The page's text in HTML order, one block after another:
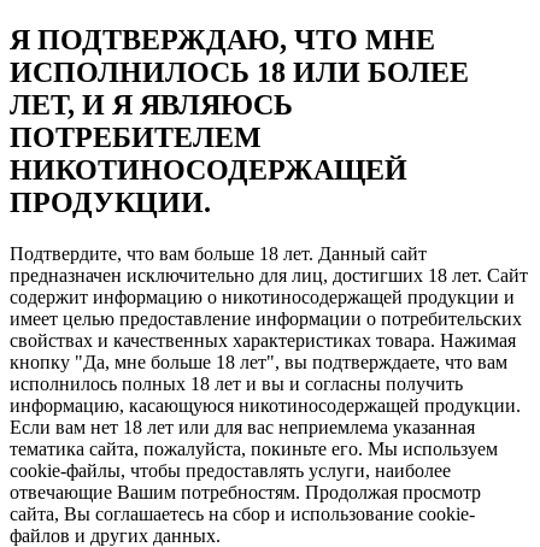
Я ПОДТВЕРЖДАЮ, ЧТО МНЕ
ИСПОЛНИЛОСЬ 18 ИЛИ БОЛЕЕ
ЛЕТ, И Я ЯВЛЯЮСЬ
ПОТРЕБИТЕЛЕМ
НИКОТИНОСОДЕРЖАЩЕЙ
ПРОДУКЦИИ.
Подтвердите, что вам больше 18 лет. Данный сайт
предназначен исключительно для лиц, достигших 18 лет. Сайт
содержит информацию о никотиносодержащей продукции и
имеет целью предоставление информации о потребительских
свойствах и качественных характеристиках товара. Нажимая
кнопку "Да, мне больше 18 лет", вы подтверждаете, что вам
исполнилось полных 18 лет и вы и согласны получить
информацию, касающуюся никотиносодержащей продукции.
Если вам нет 18 лет или для вас неприемлема указанная
тематика сайта, пожалуйста, покиньте его. Мы используем
cookie-файлы, чтобы предоставлять услуги, наиболее
отвечающие Вашим потребностям. Продолжая просмотр
сайта, Вы соглашаетесь на сбор и использование cookie-
файлов и других данных.